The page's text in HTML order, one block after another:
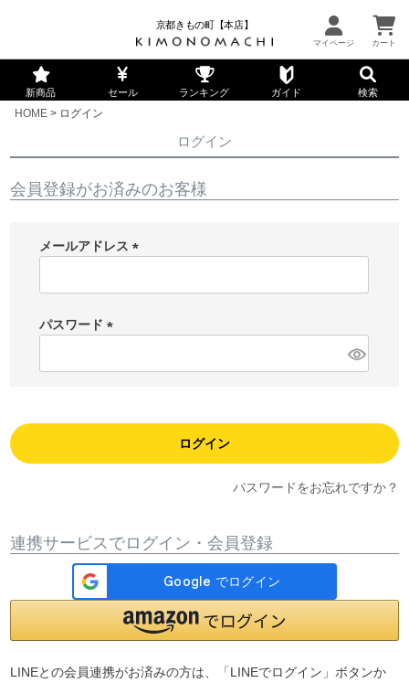
京都きもの町【本店】
新商品 セール ランキング ガイド 検索
HOME ログイン
ログイン
会員登録がお済みのお客様
メールアドレス
パスワード
ログイン
パスワードをお忘れですか？
連携サービスでログイン・会員登録
LINEとの会員連携がお済みの方は、「LINEでログイン」ボタンか